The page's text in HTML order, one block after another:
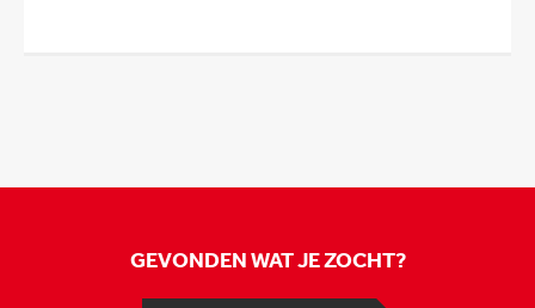
GEVONDEN WAT JE ZOCHT?